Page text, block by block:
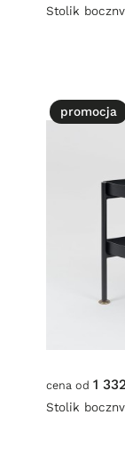
Stolik
cena od 1
Stolik
promocja